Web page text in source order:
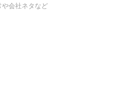
会社ネタなど